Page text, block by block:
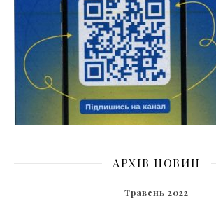
АРХІВ НОВИН
Травень 2022